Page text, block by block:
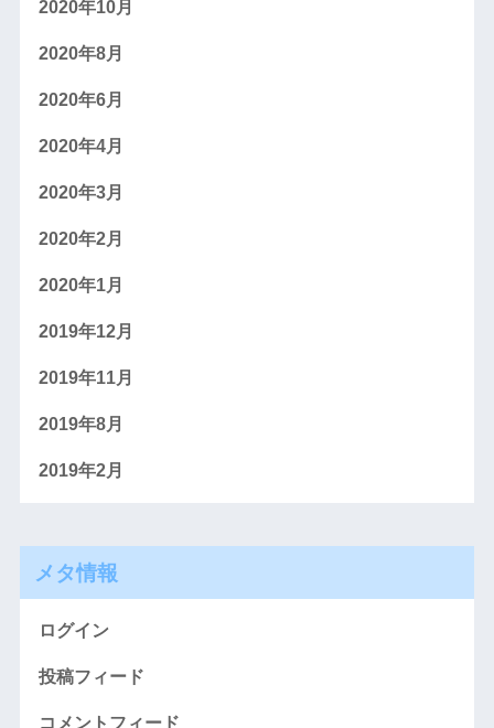
2020年10月
2020年8月
2020年6月
2020年4月
2020年3月
2020年2月
2020年1月
2019年12月
2019年11月
2019年8月
2019年2月
メタ情報
ログイン
投稿フィード
コメントフィード